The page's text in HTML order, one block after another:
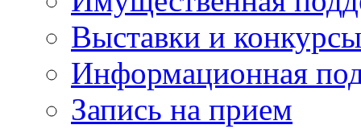
Выставки и конкурсы
Информационная
Запись на прием